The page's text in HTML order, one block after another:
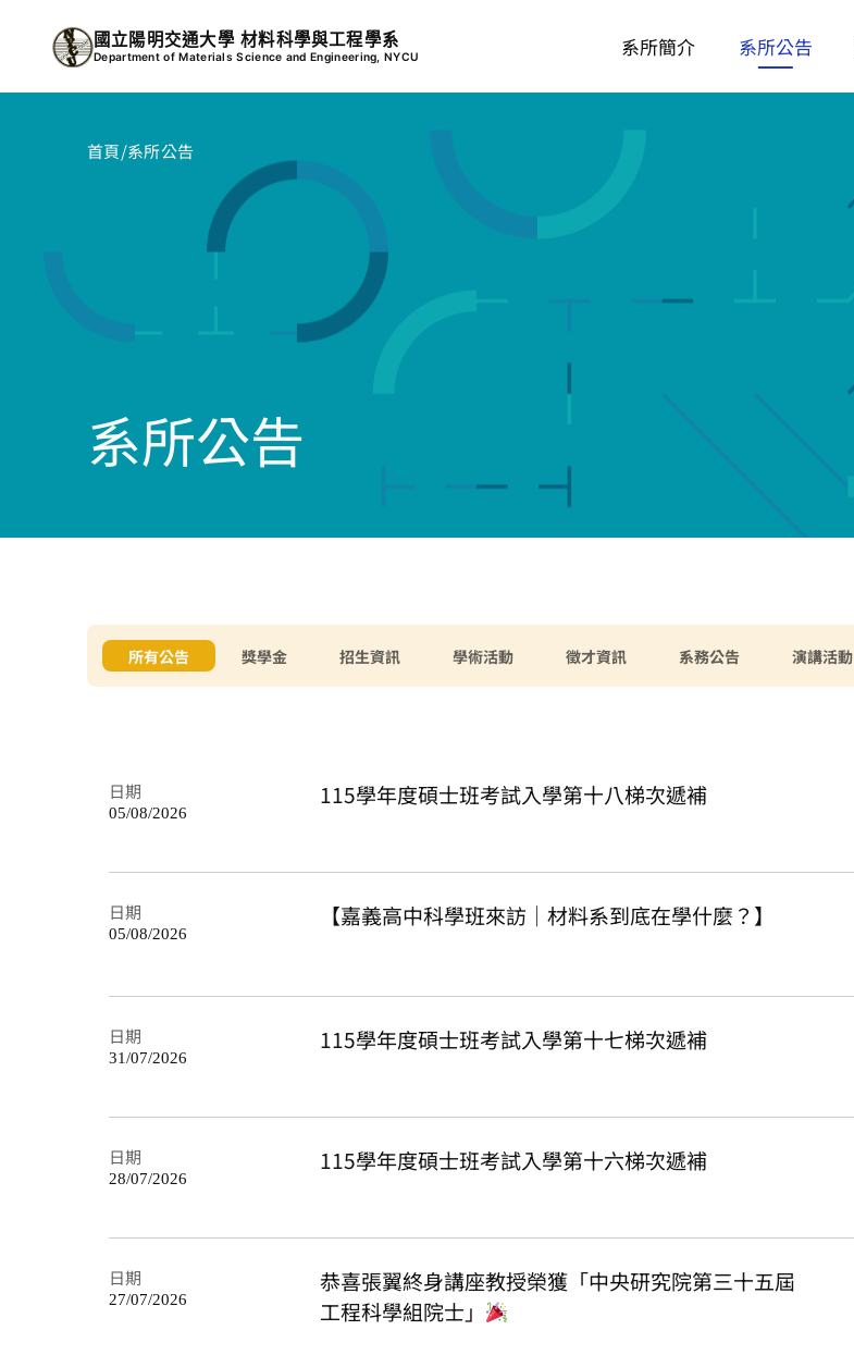
要
國立陽明交通大學 材料科學與工程學系
Department of Materials Science and Engineering, NYCU 系所簡介 系所公告
首頁/系所公告
系所公告
所有公告 獎學金 招生資訊 學術活動 徵才資訊 系務公告 演講活動
日期
05/08/2026
115學年度碩士班考試入學第十八梯次遞補
日期
05/08/2026
【嘉義高中科學班來訪｜材料系到底在學什麼？】
日期
31/07/2026
115學年度碩士班考試入學第十七梯次遞補
日期
28/07/2026
115學年度碩士班考試入學第十六梯次遞補
日期
27/07/2026
恭喜張翼終身講座教授榮獲「中央研究院第三十五屆
工程科學組院士」